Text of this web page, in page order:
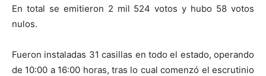
En total se emitieron 2 mil 524 votos y hubo 58 votos
nulos.
Fueron instaladas 31 casillas en todo el estado, operando
de 10:00 a 16:00 horas, tras lo cual comenzó el escrutinio